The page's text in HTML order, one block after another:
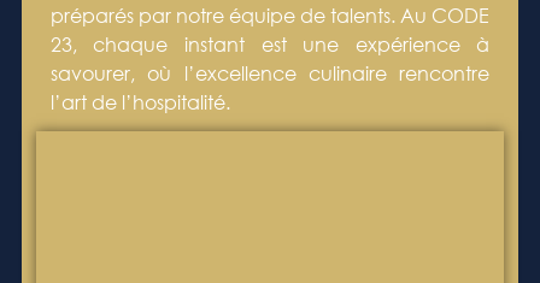
préparés par notre équipe de talents. Au CODE
23, chaque instant est une expérience à
savourer, où l’excellence culinaire rencontre
l’art de l’hospitalité.